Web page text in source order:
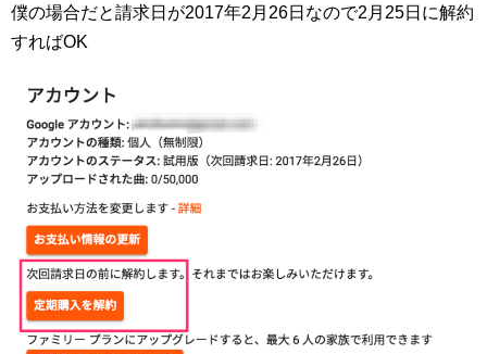
僕の場合だと請求日が2017年2月26日なので2月25日に解約
すればOK